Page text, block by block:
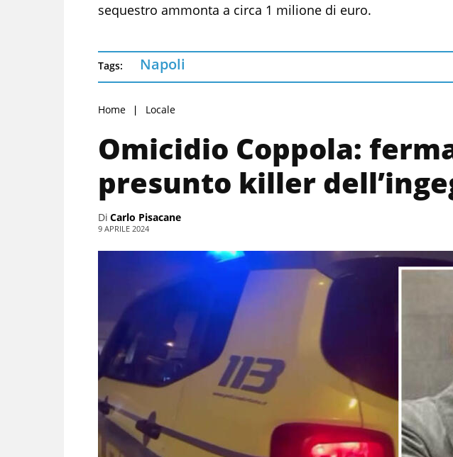
sequestro ammonta a circa 1 milione di euro.
Tags: Napoli
Home Locale
Omicidio Coppola:
presunto killer
Di Carlo Pisacane
9 APRILE 2024